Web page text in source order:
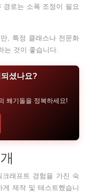
경로는 소폭 조정이 필요
, 특정 클래스나 전문화
는 것이 좋습니다.
셨나요?
쐐기돌을 정복하세요!
래프트 경험을 가진 숙
제작 및 테스트했습니